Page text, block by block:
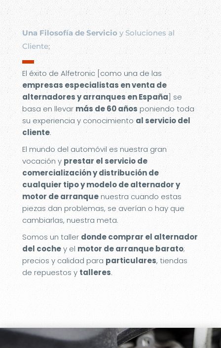
Una Filosofía de Servicioy Soluciones al
Cliente;
▬
El éxito de Alfetronic [como una de las
empresas especialistas en venta de
alternadores y arranques en España] se
basa en llevarmás de 60 añosponiendo toda
su experiencia y conocimiento al servicio del
cliente.
El mundo del automóvil es nuestra gran
vocación y prestar el servicio de
comercialización y distribución de
cualquier tipo y modelo de alternador y
motor de arranquenuestra cuando estas
piezas dan problemas, se averían o hay que
cambiarlas, nuestra meta.
Somos un taller donde comprar el alternador
del cochey el motor de arranque barato;
precios y calidad para particulares, tiendas
de repuestos y talleres.